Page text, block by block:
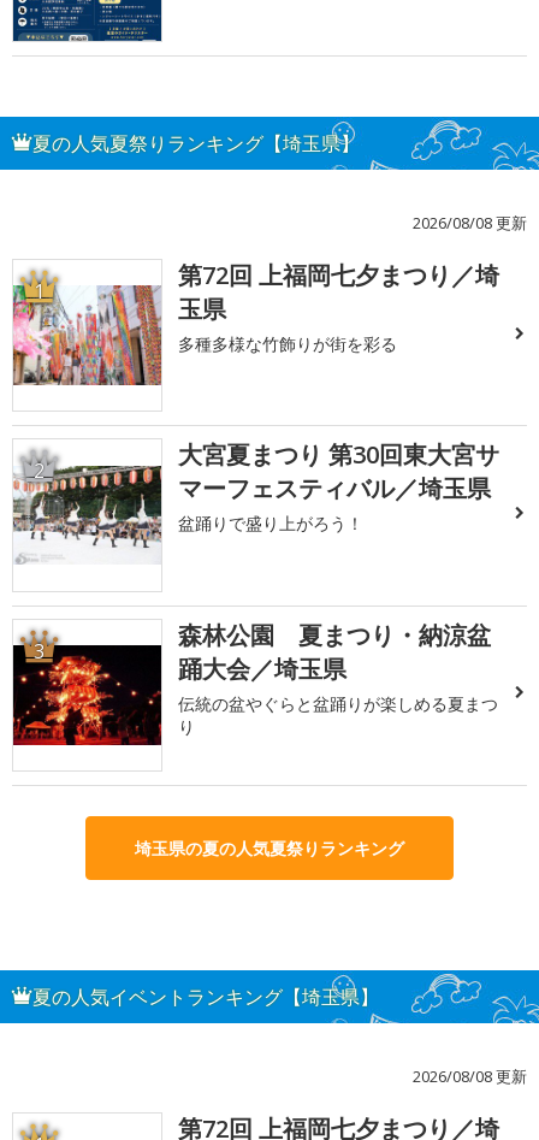
夏の人気夏祭りランキング【埼玉県】
2026/08/08 更新
1
第72回 上福岡七夕まつり／埼
玉県
多種多様な竹飾りが街を彩る
2
大宮夏まつり 第30回東大宮サ
マーフェスティバル／埼玉県
盆踊りで盛り上がろう！
3
森林公園 夏まつり・納涼盆
踊大会／埼玉県
伝統の盆やぐらと盆踊りが楽しめる夏まつ
り
埼玉県の夏の人気夏祭りランキング
夏の人気イベントランキング【埼玉県】
2026/08/08 更新
第72回 上福岡七夕まつり／埼